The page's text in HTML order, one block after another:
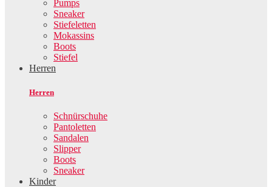
Pumps
Sneaker
Stiefeletten
Mokassins
Boots
Stiefel
Herren
Herren
Schnürschuhe
Pantoletten
Sandalen
Slipper
Boots
Sneaker
Kinder